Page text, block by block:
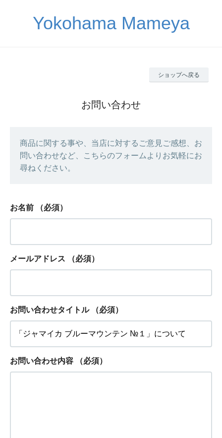
Yokohama Mameya
ショップへ戻る
お問い合わせ
商品に関する事や、当店に対するご意見ご感想、お
問い合わせなど、こちらのフォームよりお気軽にお
尋ねください。
お名前 （必須）
メールアドレス （必須）
お問い合わせタイトル （必須）
お問い合わせ内容 （必須）